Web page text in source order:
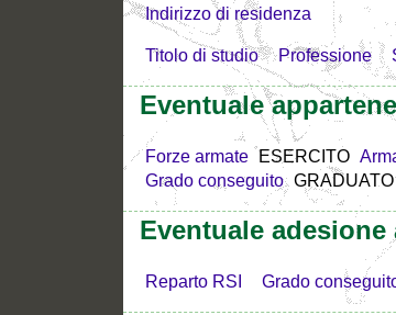
Indirizzo di residenza
Titolo di studio Professione
Eventuale
Forze armate ESERCITO
Grado conseguito
Eventuale
Reparto RSI Grado